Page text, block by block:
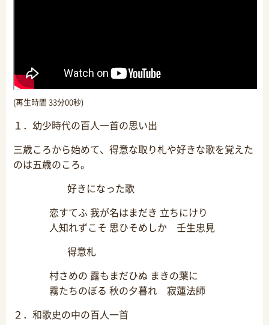
(再生時間 33分00秒)
１．幼少時代の百人一首の思い出
三歳ころから始めて、得意な取り札や好きな歌を覚えた
のは五歳のころ。
好きになった歌
恋すてふ 我が名はまだき 立ちにけり
人知れずこそ 思ひそめしか 壬生忠見
得意札
村さめの 露もまだひぬ まきの葉に
霧たちのぼる 秋の夕暮れ 寂蓮法師
２．和歌史の中の百人一首